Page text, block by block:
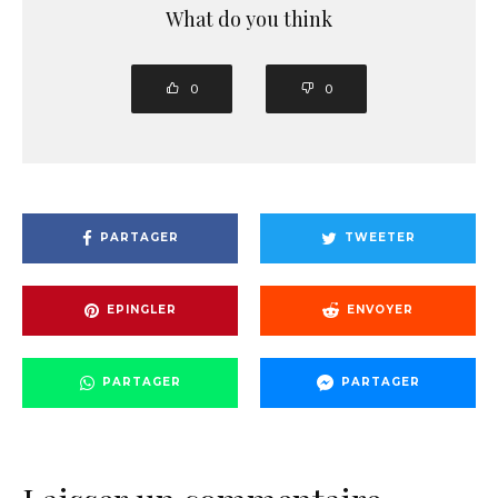
What do you think
0 0
PARTAGER TWEETER
EPINGLER ENVOYER
PARTAGER PARTAGER